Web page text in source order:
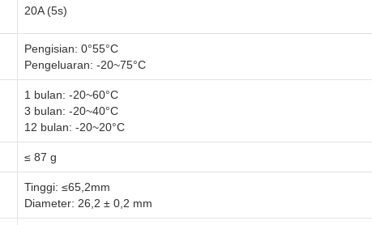
20A (5s)
Pengisian: 0°55°C
Pengeluaran: -20~75°C
1 bulan: -20~60°C
3 bulan: -20~40°C
12 bulan: -20~20°C
≤ 87 g
Tinggi: ≤65,2mm
Diameter: 26,2 ± 0,2 mm